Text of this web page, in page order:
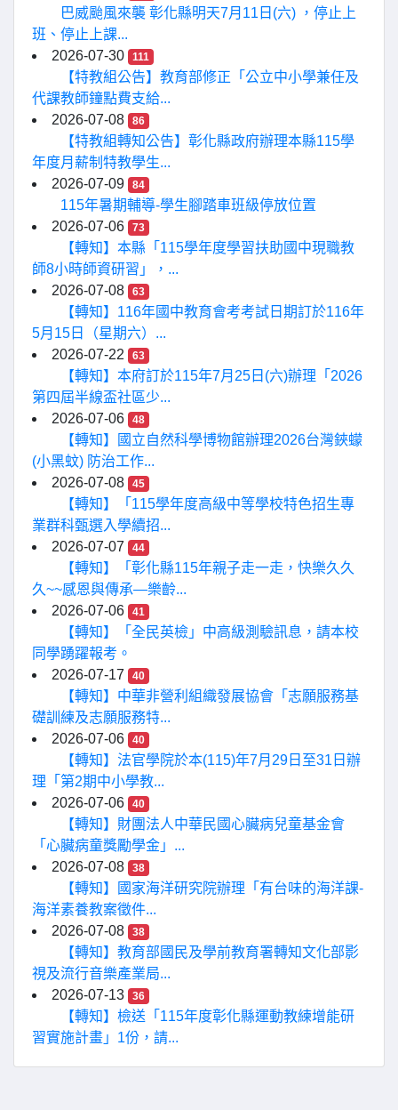
巴威颱風來襲 彰化縣明天7月11日(六) ，停止上
班、停止上課...
2026-07-30
111
【特教組公告】教育部修正「公立中小學兼任及
代課教師鐘點費支給...
2026-07-08
86
【特教組轉知公告】彰化縣政府辦理本縣115學
年度月薪制特教學生...
2026-07-09
84
115年暑期輔導-學生腳踏車班級停放位置
2026-07-06
73
【轉知】本縣「115學年度學習扶助國中現職教
師8小時師資研習」，...
2026-07-08
63
【轉知】116年國中教育會考考試日期訂於116年
5月15日（星期六）...
2026-07-22
63
【轉知】本府訂於115年7月25日(六)辦理「2026
第四屆半線盃社區少...
2026-07-06
48
【轉知】國立自然科學博物館辦理2026台灣鋏蠓
(小黑蚊) 防治工作...
2026-07-08
45
【轉知】「115學年度高級中等學校特色招生專
業群科甄選入學續招...
2026-07-07
44
【轉知】「彰化縣115年親子走一走，快樂久久
久~~感恩與傳承—樂齡...
2026-07-06
41
【轉知】「全民英檢」中高級測驗訊息，請本校
同學踴躍報考。
2026-07-17
40
【轉知】中華非營利組織發展協會「志願服務基
礎訓練及志願服務特...
2026-07-06
40
【轉知】法官學院於本(115)年7月29日至31日辦
理「第2期中小學教...
2026-07-06
40
【轉知】財團法人中華民國心臟病兒童基金會
「心臟病童獎勵學金」...
2026-07-08
38
【轉知】國家海洋研究院辦理「有台味的海洋課-
海洋素養教案徵件...
2026-07-08
38
【轉知】教育部國民及學前教育署轉知文化部影
視及流行音樂產業局...
2026-07-13
36
【轉知】檢送「115年度彰化縣運動教練增能研
習實施計畫」1份，請...